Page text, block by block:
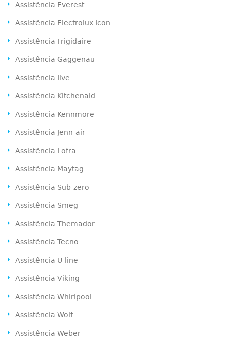
Assistência Everest
Assistência Electrolux Icon
Assistência Frigidaire
Assistência Gaggenau
Assistência Ilve
Assistência Kitchenaid
Assistência Kennmore
Assistência Jenn-air
Assistência Lofra
Assistência Maytag
Assistência Sub-zero
Assistência Smeg
Assistência Themador
Assistência Tecno
Assistência U-line
Assistência Viking
Assistência Whirlpool
Assistência Wolf
Assistência Weber